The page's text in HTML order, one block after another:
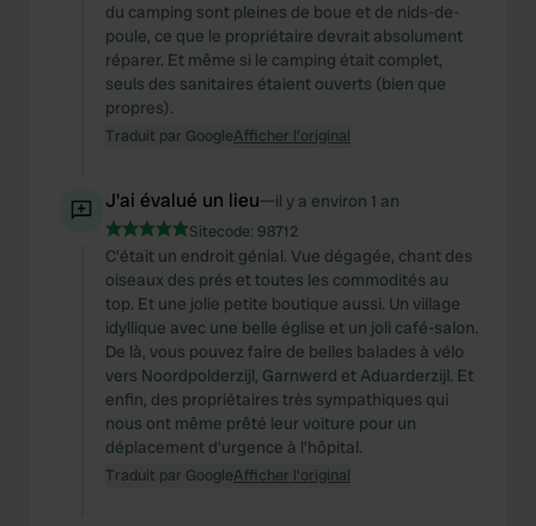
du camping sont pleines de boue et de nids-de-
poule, ce que le propriétaire devrait absolument
réparer. Et même si le camping était complet,
seuls des sanitaires étaient ouverts (bien que
propres).
Traduit par GoogleAfficher l'original
J'ai évalué un lieu—il y a environ 1 an
Sitecode: 98712
C'était un endroit génial. Vue dégagée, chant des
oiseaux des prés et toutes les commodités au
top. Et une jolie petite boutique aussi. Un village
idyllique avec une belle église et un joli café-salon.
De là, vous pouvez faire de belles balades à vélo
vers Noordpolderzijl, Garnwerd et Aduarderzijl. Et
enfin, des propriétaires très sympathiques qui
nous ont même prêté leur voiture pour un
déplacement d'urgence à l'hôpital.
Traduit par GoogleAfficher l'original